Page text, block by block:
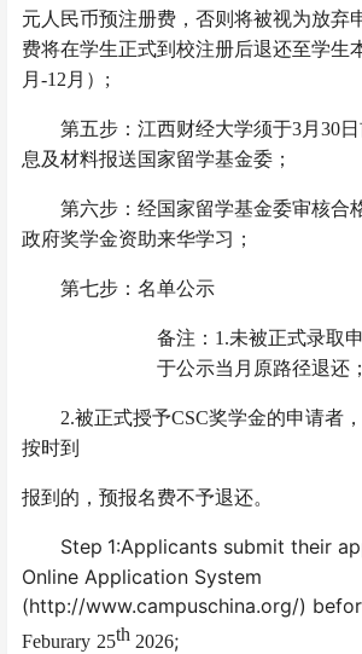
元人民币预注册费，否则将被视为放弃
费将在学生正式到校注册后退还至学生
月 -12 月） ;
第五步：江西财经大学须于3月 30
息及材料报送国家留学基金委；
第六步：经国家留学基金委审核合
政府奖学金资助来华学习；
第七步：名单公示
备注： 1.未被正式录取
于公示当月原路径退
2.被正式授予CSC奖学金的申请者
按时到
报到的，预报名费不予退还。
Step 1:Applicants submit their
Online Application System
(http://www.campuschina.org/)
Feburary 25th 2026;